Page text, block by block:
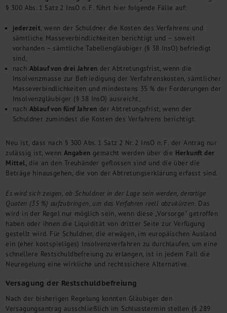
§ 300 Abs. 1 Satz 2 InsO n. F. führt hier folgende Fälle auf:
jederzeit, wenn der Schuldner die Kosten des Verfahrens und
sämtliche Masseverbindlichkeiten berichtigt und – soweit
vorhanden – sämtliche Tabellengläubiger (§ 38 InsO) befriedigt
sind,
nach Ablauf von drei Jahren der Abtretungsfrist, wenn die
Insolvenzmasse zur Befriedigung der Verfahrenskosten, sämtlicher
Masseverbindlichkeiten und mindestens 35 % der Forderungen der
Insolvenzgläubiger (§ 38 InsO) ausreicht,
nach Ablauf von fünf Jahren der Abtretungsfrist, wenn der
Schuldner zumindest die Kosten des Verfahrens berichtigt.
Neu ist, dass nach § 300 Abs. 1 Satz 2 Nr. 2 InsO n. F. der Antrag nur
zulässig ist, wenn Angaben gemacht werden über die Herkunft der
Mittel, die an den Treuhänder geflossen sind und die über die
Beträge hinausgehen, die von der Abtretungserklärung erfasst sind.
Es wird sich zeigen, ob Schuldner in der Lage sein werden, derartige
Quoten (35 %) aufzubringen, um das Verfahren reell abzukürzen.
Das
wird in der Regel nur möglich sein, wenn diese „Vorsorge“ getroffen
haben oder ihnen die Liquidität von dritter Seite zur Verfügung
gestellt wird. Für Schuldner, die erwägen, im europäischen Ausland
ein (eher kostspieliges) Insolvenzverfahren zu durchlaufen, um eine
schnellere Restschuldbefreiung zu erlangen, ist in jedem Fall die
Neuregelung eine wirkliche und rechtssichere Alternative.
Versagung der Restschuldbefreiung
Nach der bisherigen Regelung konnten Gläubiger den
Versagungsantrag ausschließlich im Schlusstermin stellen (§ 289